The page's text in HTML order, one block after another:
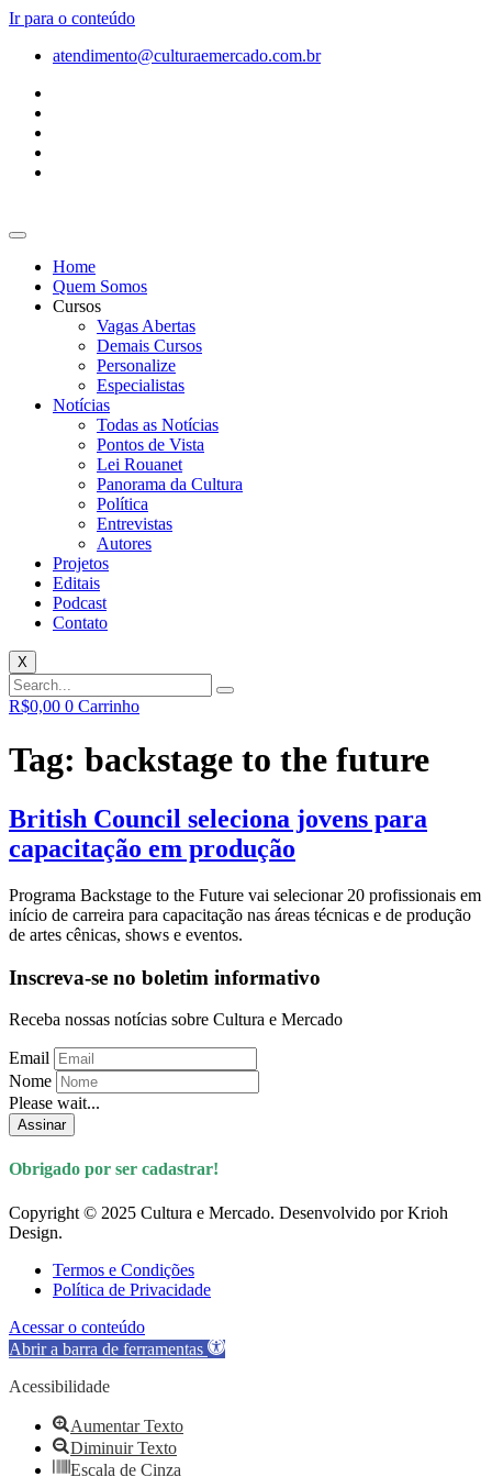
Ir para o conteúdo
atendimento@culturaemercado.com.br
Home
Quem Somos
Cursos
Vagas Abertas
Demais Cursos
Personalize
Especialistas
Notícias
Todas as Notícias
Pontos de Vista
Lei Rouanet
Panorama da Cultura
Política
Entrevistas
Autores
Projetos
Editais
Podcast
Contato
X
R$0,00 0 Carrinho
Tag: backstage to the future
British Council seleciona jovens para
capacitação em produção
Programa Backstage to the Future vai selecionar 20 profissionais em
início de carreira para capacitação nas áreas técnicas e de produção
de artes cênicas, shows e eventos.
Inscreva-se no boletim informativo
Receba nossas notícias sobre Cultura e Mercado
Email
Nome
Please wait...
Assinar
Obrigado por ser cadastrar!
Copyright © 2025 Cultura e Mercado. Desenvolvido por Krioh
Design.
Termos e Condições
Política de Privacidade
Acessar o conteúdo
Abrir a barra de ferramentas
Acessibilidade
Aumentar Texto
Diminuir Texto
Escala de Cinza